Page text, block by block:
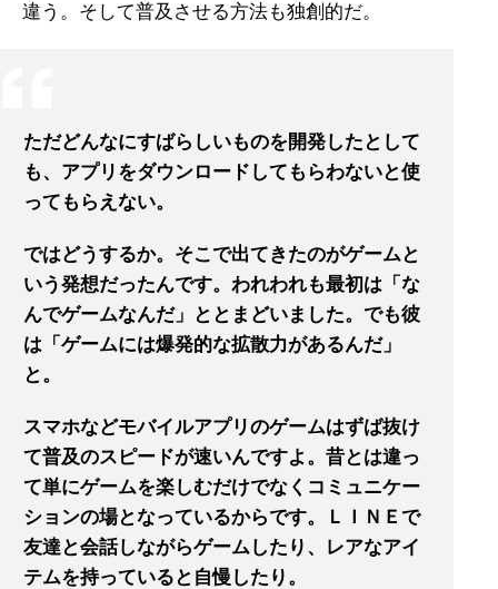
違う。そして普及させる方法も独創的だ。
ただどんなにすばらしいものを開発したとして
も、アプリをダウンロードしてもらわないと使
ってもらえない。
ではどうするか。そこで出てきたのがゲームと
いう発想だったんです。われわれも最初は「な
んでゲームなんだ」ととまどいました。でも彼
は「ゲームには爆発的な拡散力があるんだ」
と。
スマホなどモバイルアプリのゲームはずば抜け
て普及のスピードが速いんですよ。昔とは違っ
て単にゲームを楽しむだけでなくコミュニケー
ションの場となっているからです。ＬＩＮＥで
友達と会話しながらゲームしたり、レアなアイ
テムを持っていると自慢したり。